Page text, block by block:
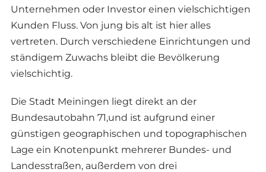
Unternehmen oder Investor einen vielschichtigen
Kunden Fluss. Von jung bis alt ist hier alles
vertreten. Durch verschiedene Einrichtungen und
ständigem Zuwachs bleibt die Bevölkerung
vielschichtig.
Die Stadt Meiningen liegt direkt an der
Bundesautobahn 71,und ist aufgrund einer
günstigen geographischen und topographischen
Lage ein Knotenpunkt mehrerer Bundes- und
Landesstraßen, außerdem von drei